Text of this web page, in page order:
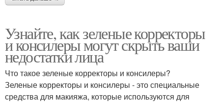
Узнайте, как зеленые корректоры
и консилеры могут скрыть ваши
недостатки лица
Что такое зеленые корректоры и консилеры?
Зеленые корректоры и консилеры - это специальные
средства для макияжа, которые используются для